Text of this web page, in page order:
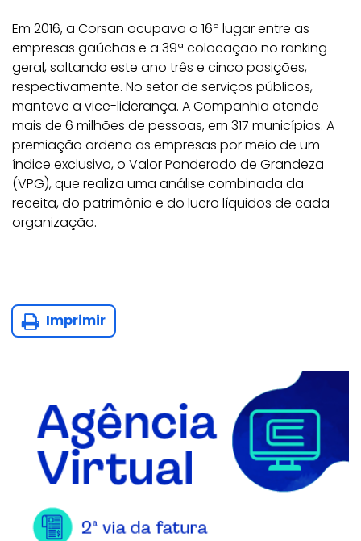
Em 2016, a Corsan ocupava o 16º lugar entre as
empresas gaúchas e a 39ª colocação no ranking
geral, saltando este ano três e cinco posições,
respectivamente. No setor de serviços públicos,
manteve a vice-liderança. A Companhia atende
mais de 6 milhões de pessoas, em 317 municípios. A
premiação ordena as empresas por meio de um
índice exclusivo, o Valor Ponderado de Grandeza
(VPG), que realiza uma análise combinada da
receita, do patrimônio e do lucro líquidos de cada
organização.
Imprimir